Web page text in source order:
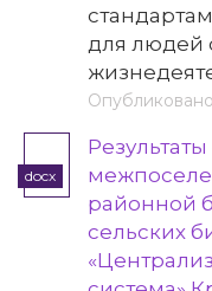
для людей
docx
районной
сельских